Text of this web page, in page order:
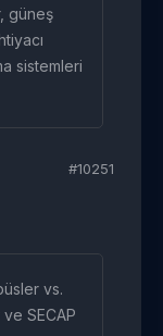
güneş
sistemleri
#10251
vs.
SECAP